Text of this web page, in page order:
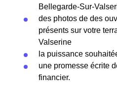
Bellegarde-Sur-
des photos de des
présents sur votre
Valserine
la puissance
une promesse écrite
financier.